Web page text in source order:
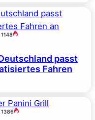
1148
passt
Fahren
1386